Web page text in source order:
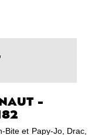
-
Bite et Papy-Jo, Drac,